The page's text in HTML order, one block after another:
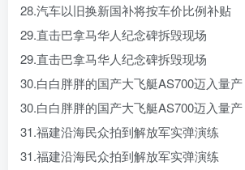
28.汽车以旧换新国补将按车价比例补贴
29.直击巴拿马华人纪念碑拆毁现场
29.直击巴拿马华人纪念碑拆毁现场
30.白白胖胖的国产大飞艇AS700迈入量产
30.白白胖胖的国产大飞艇AS700迈入量产
31.福建沿海民众拍到解放军实弹演练
31.福建沿海民众拍到解放军实弹演练